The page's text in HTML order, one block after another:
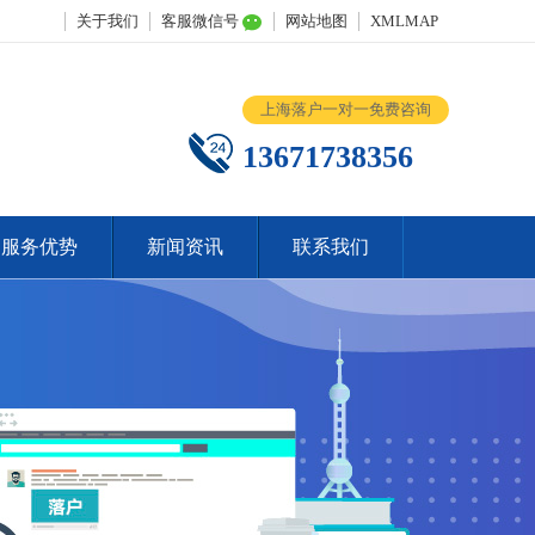
关于我们 客服微信号 网站地图 XMLMAP
上海落户一对一免费咨询
13671738356
服务优势 新闻资讯 联系我们